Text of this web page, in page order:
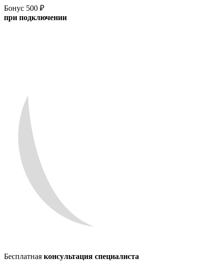
Бонус 500 ₽
при подключении
Бесплатная консультация специалиста